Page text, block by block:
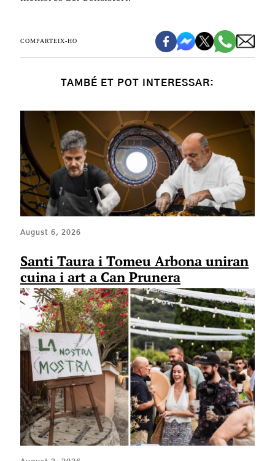
COMPARTEIX-HO
TAMBÉ ET POT INTERESSAR:
August 6, 2026
Santi Taura i Tomeu Arbona uniran
cuina i art a Can Prunera